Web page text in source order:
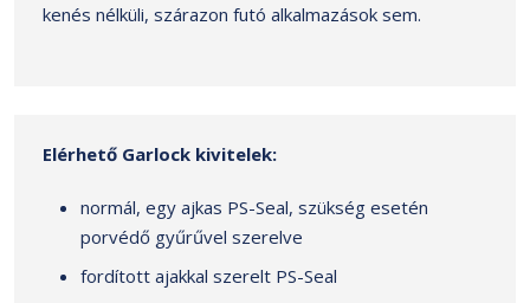
kenés nélküli, szárazon futó alkalmazások sem.
Elérhető Garlock kivitelek:
normál, egy ajkas PS-Seal, szükség esetén
porvédő gyűrűvel szerelve
fordított ajakkal szerelt PS-Seal